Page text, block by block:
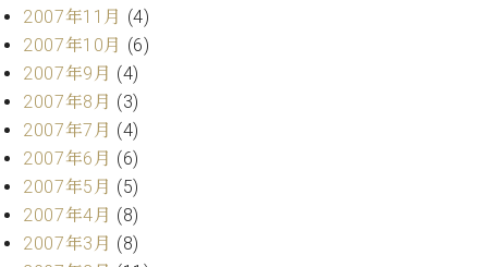
2007年11月 (4)
2007年10月 (6)
2007年9月 (4)
2007年8月 (3)
2007年7月 (4)
2007年6月 (6)
2007年5月 (5)
2007年4月 (8)
2007年3月 (8)